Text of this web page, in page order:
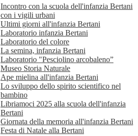
Incontro con la scuola dell'infanzia Bertani
con i vigili urbani
Ultimi giorni all'infanzia Bertani
Laboratorio infanzia Bertani
Laboratorio del colore
La semina, infanzia Bertani
Laboratorio "Pesciolino arcobaleno”
Museo Storia Naturale
Ape mielina all'infanzia Bertani
Lo sviluppo dello spirito scientifico nel
bambino
Libriamoci 2025 alla scuola dell'infanzia
Bertani
Giornata della memoria all'infanzia Bertani
Festa di Natale alla Bertani